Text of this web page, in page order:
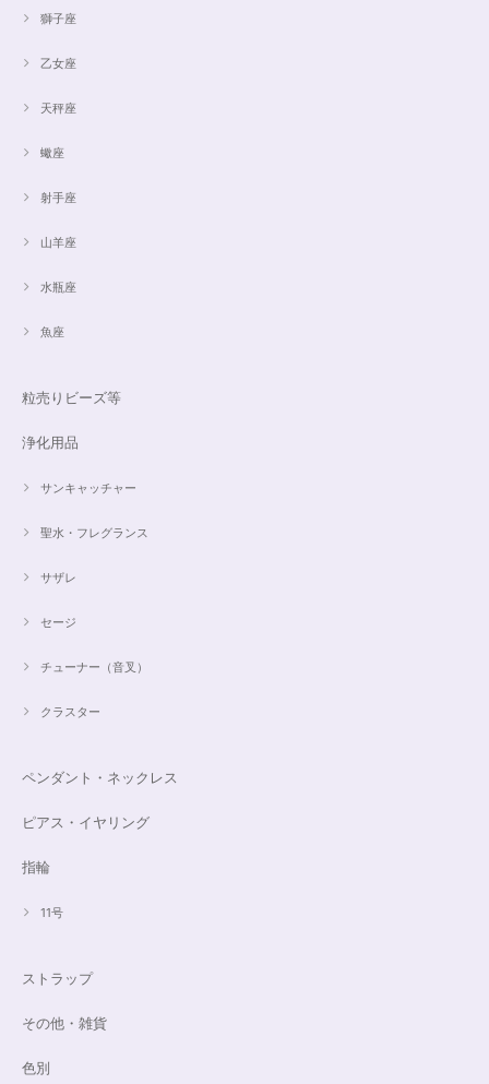
獅子座
乙女座
天秤座
蠍座
射手座
山羊座
水瓶座
魚座
粒売りビーズ等
浄化用品
サンキャッチャー
聖水・フレグランス
サザレ
セージ
チューナー（音叉）
クラスター
ペンダント・ネックレス
ピアス・イヤリング
指輪
11号
ストラップ
その他・雑貨
色別